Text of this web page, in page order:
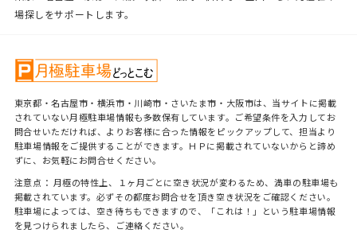
場探しをサポートします。
東京都・名古屋市・横浜市・川崎市・さいたま市・大阪市は、当サイトに掲載
されていない月極駐車場情報も多数保有しています。ご希望条件を入力してお
問合せいただければ、よりお客様に合った情報をピックアップして、担当より
駐車場情報をご提供することができます。ＨＰに掲載されていないからと諦め
ずに、お気軽にお問合せください。
注意点： 月極の特性上、１ヶ月ごとに空き状況が変わるため、満車の駐車場も
掲載されています。必ずその都度お問合せを頂き空き状況をご確認ください。
駐車場によっては、空き待ちもできますので、「これは！」という駐車場情報
を見つけられましたら、ご連絡ください。